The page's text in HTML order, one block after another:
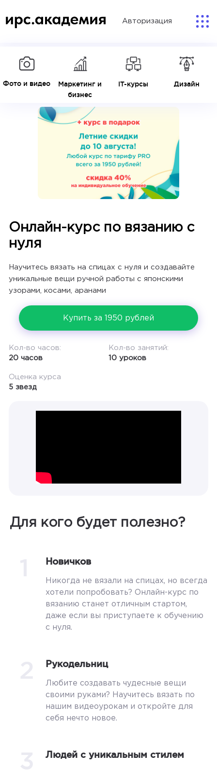
Авторизация
Фото и видео
Маркетинг и
бизнес
IT-курсы Дизайн
Онлайн-курс по вязанию с
нуля
Научитесь вязать на спицах с нуля и создавайте
уникальные вещи ручной работы с японскими
узорами, косами, аранами
Купить за 1950 рублей
Кол-во часов:
20 часов
Кол-во занятий:
10 уроков
Оценка курса
5 звезд
Для кого будет полезно?
Новичков
Никогда не вязали на спицах, но всегда
хотели попробовать? Онлайн-курс по
вязанию станет отличным стартом,
даже если вы приступаете к обучению
с нуля.
Рукодельниц
Любите создавать чудесные вещи
своими руками? Научитесь вязать по
нашим видеоурокам и откройте для
себя нечто новое.
Людей с уникальным стилем